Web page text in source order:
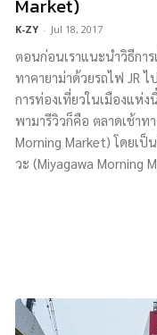
Market)
K-ZY - Jul 18, 2017
ตอนก่อนเราแนะนำวิธีกา
ทาคายาม่าด้วยรถไฟ JR ไ
การท่องเที่ยวในเมืองแห่
พามารีวิวก็คือ ตลาดเช้าท
Morning Market) โดยเป็
วะ (Miyagawa Morning